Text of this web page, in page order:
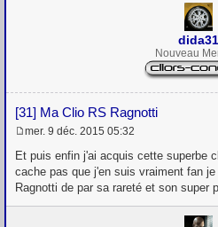
dida31
Nouveau
[31] Ma Clio RS Ragnotti
e
s
a
g
mer. 9 déc. 2015 05:32
Et puis enfin j'ai acquis cette superbe
cache pas que j'en suis vraiment fan
Ragnotti de par sa rareté et son super